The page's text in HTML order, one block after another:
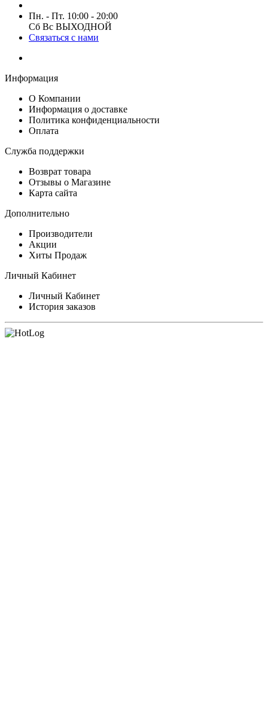
Пн. - Пт. 10:00 - 20:00
Сб Вс ВЫХОДНОЙ
Связаться с нами
Информация
О Компании
Информация о доставке
Политика конфиденциальности
Оплата
Служба поддержки
Возврат товара
Отзывы о Магазине
Карта сайта
Дополнительно
Производители
Акции
Хиты Продаж
Личный Кабинет
Личный Кабинет
История заказов